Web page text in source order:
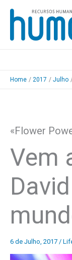
Skip
content
Home 2017 Julho
«Flower
Vem
6 de Julho, 2017 /